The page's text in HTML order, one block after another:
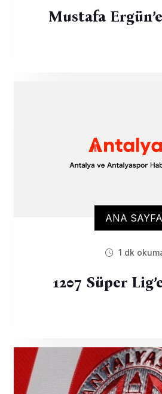
Mustafa
ANA SAYFA
1 dk
1207 Süper